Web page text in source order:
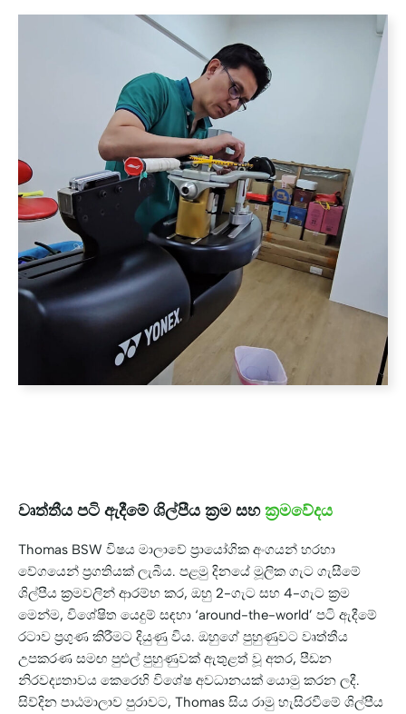
වෘත්තීය පටි ඇදීමේ ශිල්පීය ක්‍රම සහක්‍රමවේදය
Thomas BSW විෂය මාලාවේ ප්‍රායෝගික අංගයන් හරහා
වේගයෙන් ප්‍රගතියක් ලැබීය. පළමු දිනයේ මූලික ගැට ගැසීමේ
ශිල්පීය ක්‍රමවලින් ආරම්භ කර, ඔහු 2-ගැට සහ 4-ගැට ක්‍රම
මෙන්ම, විශේෂිත යෙදුම් සඳහා ‘around-the-world’ පටි ඇදීමේ
රටාව ප්‍රගුණ කිරීමට දියුණු විය. ඔහුගේ පුහුණුවට වෘත්තීය
උපකරණ සමඟ පුළුල් පුහුණුවක් ඇතුළත් වූ අතර, පීඩන
නිරවද්‍යතාවය කෙරෙහි විශේෂ අවධානයක් යොමු කරන ලදී.
සිව්දින පාඨමාලාව පුරාවට, Thomas සිය රාමු හැසිරවීමේ ශිල්පීය